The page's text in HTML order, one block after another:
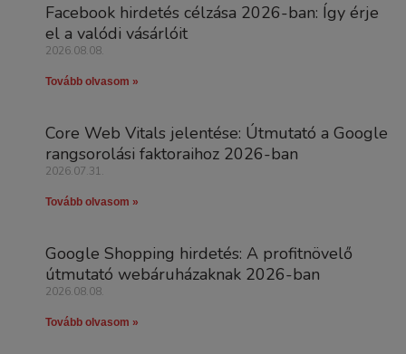
Facebook hirdetés célzása 2026-ban: Így érje
el a valódi vásárlóit
2026.08.08.
Tovább olvasom »
Core Web Vitals jelentése: Útmutató a Google
rangsorolási faktoraihoz 2026-ban
2026.07.31.
Tovább olvasom »
Google Shopping hirdetés: A profitnövelő
útmutató webáruházaknak 2026-ban
2026.08.08.
Tovább olvasom »